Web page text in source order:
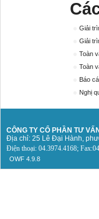
Giải
Giải
Toàn
Toàn
Báo
Nghị
CÔNG TY CỔ PHẦN TƯ
Địa chỉ: 25 Lê Đại Hành,
Điện thoại: 04.3974.4168;
OWF 4.9.8